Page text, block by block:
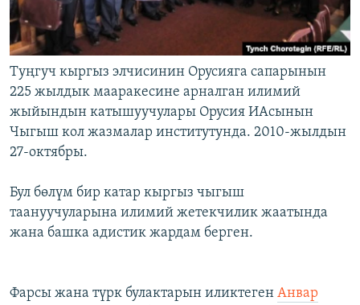
Туңгуч кыргыз элчисинин Орусияга сапарынын
225 жылдык мааракесине арналган илимий
жыйындын катышуучулары Орусия ИАсынын
Чыгыш кол жазмалар институтунда. 2010-жылдын
27-октябры.
Бул бөлүм бир катар кыргыз чыгыш
таануучуларына илимий жетекчилик жаатында
жана башка адистик жардам берген.
Фарсы жана түрк булактарын иликтеген Анвар